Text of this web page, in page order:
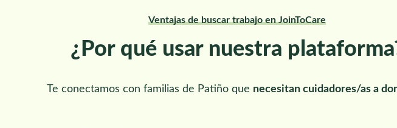
Ventajas de buscar trabajo en JoinToCare
¿Por qué usar nuestra
Te conectamos con familias de Patiño que necesitan cuidadores/as a